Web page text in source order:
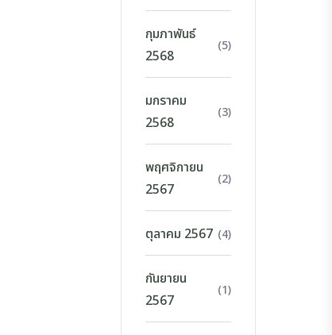
กุมภาพันธ์
2568
(5)
มกราคม
2568
(3)
พฤศจิกายน
2567
(2)
ตุลาคม 2567 (4)
กันยายน
2567
(1)